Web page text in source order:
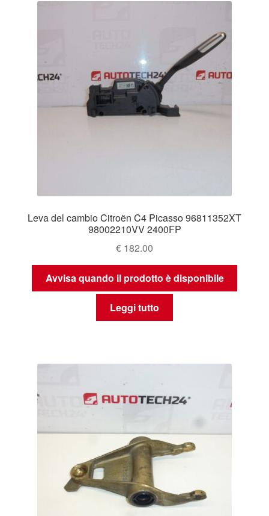
Leva del cambio Citroën C4 Picasso 96811352XT
98002210VV 2400FP
€ 182.00
Avvisa quando il prodotto è disponibile
Leggi tutto